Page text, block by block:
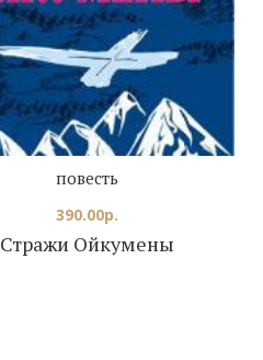
Стражи Ойкумены
повесть
390.00р.